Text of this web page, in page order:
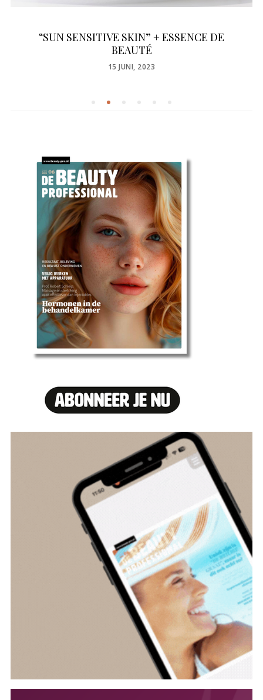
“SUN SENSITIVE SKIN” + ESSENCE DE
BEAUTÉ
POSTED
15 JUNI, 2023